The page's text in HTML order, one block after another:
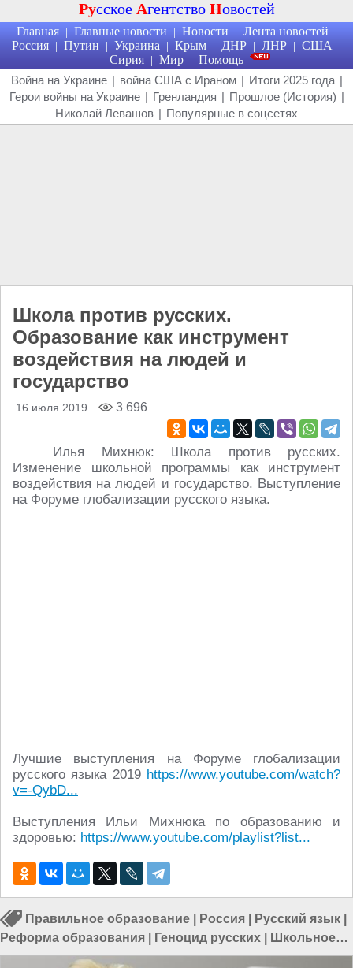
Русское Агентство Новостей
Главная | Главные новости | Новости | Лента новостей |
Россия | Путин | Украина | Крым | ДНР | ЛНР | США |
Сирия | Мир | Помощь
Война на Украине | война США с Ираном | Итоги 2025 года |
Герои войны на Украине | Гренландия | Прошлое (История) |
Николай Левашов | Популярные в соцсетях
Школа против русских.
Образование как инструмент
воздействия на людей и
государство
16 июля 2019 3 696
Илья Михнюк: Школа против русских.
Изменение школьной программы как инструмент
воздействия на людей и государство. Выступление
на Форуме глобализации русского языка.
Лучшие выступления на Форуме глобализации
русского языка 2019 https://www.youtube.com/watch?
v=-QybD...
Выступления Ильи Михнюка по образованию и
здоровью: https://www.youtube.com/playlist?list...
Правильное образование Россия Русский язык
Реформа образования
Геноцид русских
Школьное
образование|Русские школы|Образование в России